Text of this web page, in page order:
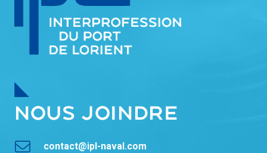
NOUS JOINDRE
contact@ipl-naval.com